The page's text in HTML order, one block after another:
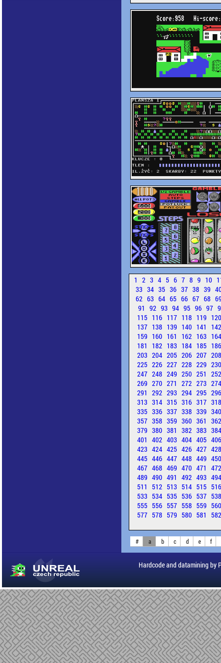
1 2 3 4 5 6 7 8 9 10
33 34 35 36 37 38 39
62 63 64 65 66 67 68
91 92 93 94 95 96 97
115 116 117 118 119
137 138 139 140 141
159 160 161 162 163
181
182 183 184 185
203 204 205 206 207
225 226 227 228 229
247 248 249 250 251
269 270 271 272 273
291 292 293 294 295
313 314 315 316 317
335 336 337 338 339
357 358 359 360 361
379 380 381 382 383
401 402 403 404 405
423 424 425 426 427
445 446 447 448 449
467 468 469 470 471
489 490 491 492 493
511 512 513 514 515
533 534 535 536 537
555 556 557 558 559
577 578 579 580 581
# a b c d e f
Hardcode and datamining by